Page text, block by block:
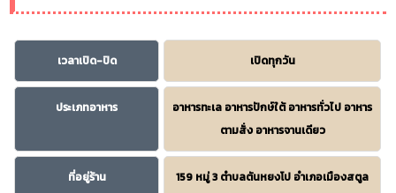
เวลาเปิด-ปิด เปิดทุกวัน
ประเภทอาหาร
อาหารทะเล อาหารปักษ์ใต้ อาหารทั่วไป อาหาร
ตามสั่ง อาหารจานเดียว
ที่อยู่ร้าน
159 หมู่ 3 ตำบลตันหยงโป อำเภอเมืองสตูล